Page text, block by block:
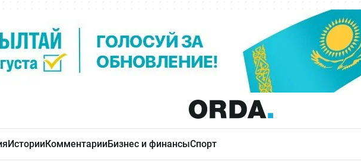
ИсторииКомментарииБизнес и финансыСпорт